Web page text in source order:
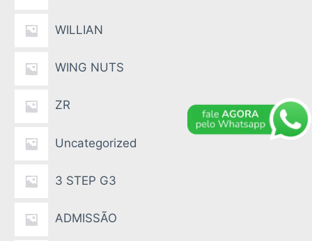
WILLIAN
WING NUTS
ZR
Uncategorized
3 STEP G3
ADMISSÃO